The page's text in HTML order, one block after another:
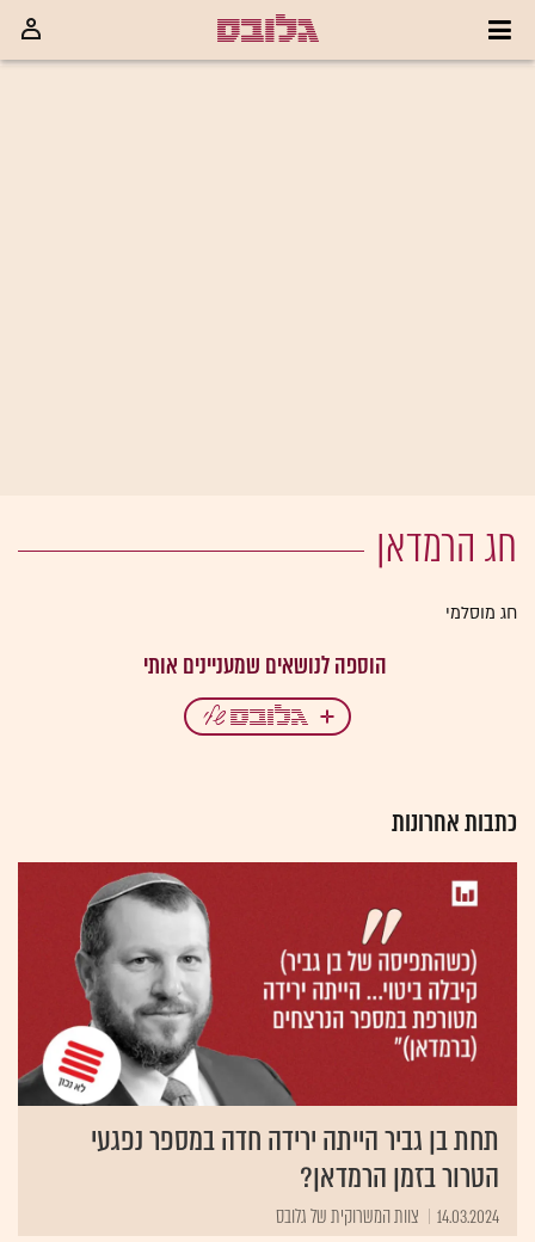
חג הרמדאן
חג מוסלמי
כתבות אחרונות
תחת בן גביר הייתה ירידה חדה במספר נפגעי
הטרור בזמן הרמדאן?
14.03.2024 צוות המשרוקית של גלובס